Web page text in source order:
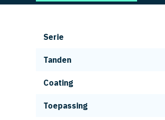
Serie
Tanden
Coating
Toepassing